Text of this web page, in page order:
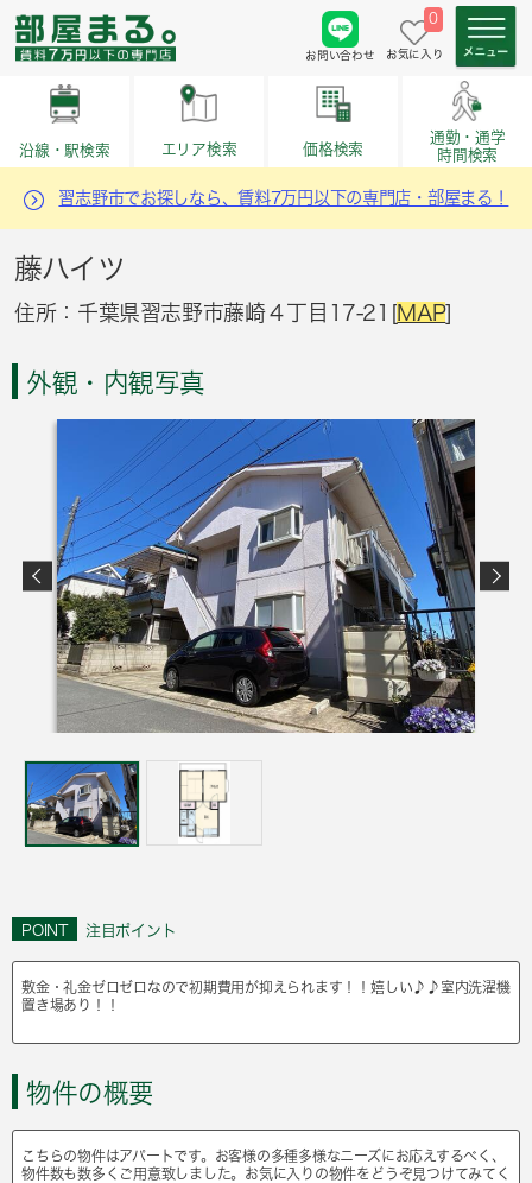
お問い合わせ
0
お気に入り
沿線・駅検索 エリア検索 価格検索
通勤・通学
時間検索
習志野市でお探しなら、賃料7万円以下の専門店・部屋まる！
藤ハイツ
住所：千葉県習志野市藤崎４丁目17-21[MAP]
外観・内観写真
POINT 注目ポイント
敷金・礼金ゼロゼロなので初期費用が抑えられます！！嬉しい♪♪室内洗濯機
置き場あり！！
物件の概要
こちらの物件はアパートです。お客様の多種多様なニーズにお応えするべく、
物件数も数多くご用意致しました。お気に入りの物件をどうぞ見つけてみてく